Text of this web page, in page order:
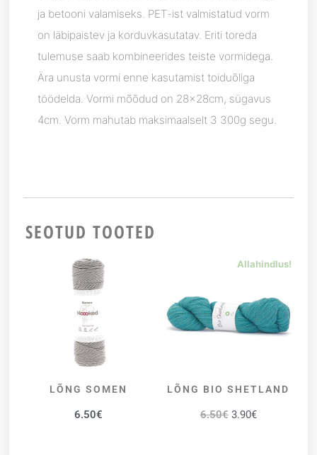
ja betooni valamiseks. PET-ist valmistatud vorm
on läbipaistev ja korduvkasutatav. Eriti toreda
tulemuse saab kombineerides teiste vormidega.
Ära unusta vormi enne kasutamist toiduõliga
töödelda. Vormi mõõdud on 28x28cm, sügavus
4cm. Vorm mahutab maksimaalselt 3 300g segu.
SEOTUD TOOTED
VALI
LÕNG SOMEN
6.50€
Allahindlus!
VALI
LÕNG BIO SHETLAND
6.50€ 3.90€